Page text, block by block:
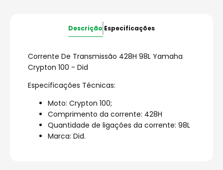
Descrição Especificações
Corrente De Transmissão 428H 98L Yamaha
Crypton 100 - Did
Especificações Técnicas:
Moto: Crypton 100;
Comprimento da corrente: 428H
Quantidade de ligações da corrente: 98L
Marca: Did.